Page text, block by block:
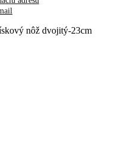
nôž dvojitý-23cm